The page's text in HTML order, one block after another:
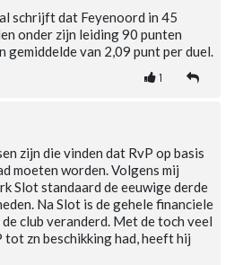
schrijft dat Feyenoord in 45
onder zijn leiding 90 punten
gemiddelde van 2,09 punt per duel.
1
zijn die vinden dat RvP op basis
moeten worden. Volgens mij
Slot standaard de eeuwige derde
Na Slot is de gehele financiele
club veranderd. Met de toch veel
tot zn beschikking had, heeft hij